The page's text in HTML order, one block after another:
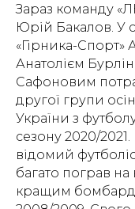
Зараз команду
Юрій Бакалов. У
«Гірника-Спорт»
Анатолієм
Сафоновим
другої групи
України з
сезону 2020/
відомий
багато пограв на
кращим